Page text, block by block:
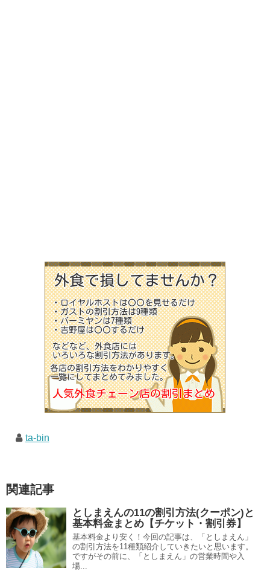
ta-bin
関連記事
としまえんの11の割引方法(クーポン)と
基本料金まとめ【チケット・割引券】
基本料金より安く！今回の記事は、「としまえん」
の割引方法を11種類紹介していきたいと思います。
ですがその前に、「としまえん」の営業時間や入
場...